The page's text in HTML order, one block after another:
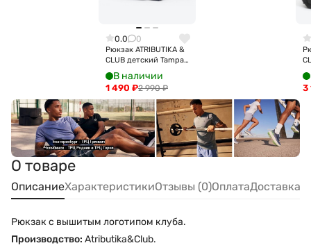
0.0 0
Рюкзак ATRIBUTIKA &
CLUB детский Tampa
Bay Lightning, син.
58181
В наличии
2 990₽
1 490 ₽ 3
О товаре
ОписаниеХарактеристикиОтзывы (0)ОплатаДоставка
Рюкзак с вышитым логотипом клуба.
Производство: Atributika&Club.